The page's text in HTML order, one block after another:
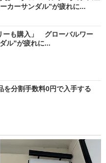
ーカーサンダル”が疲れに...
ーも購入」 グローバルワー
ル”が疲れに...
を分割手数料0円で入手する